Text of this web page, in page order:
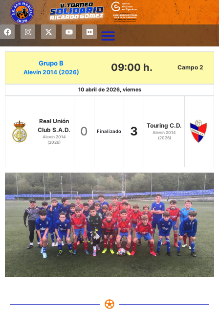
Grupo B
Alevín 2014 (2026) 09:00 h. Campo 2
10 abril de 2026, viernes
Real Unión
Club S.A.D.
Alevín 2014
(2026)
0 Finalizado 3 Touring C.D.
Alevín 2014
(2026)